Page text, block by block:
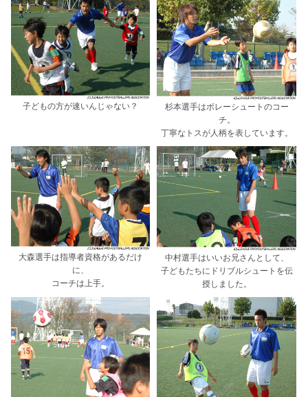
子どもの方が速いんじゃない？
杉本選手はボレーシュートのコー
チ。
丁寧なトスが人柄を表しています。
大森選手は指導者資格があるだけ
に、
コーチは上手。
中村選手はいいお兄さんとして、
子どもたちにドリブルシュートを伝
授しました。